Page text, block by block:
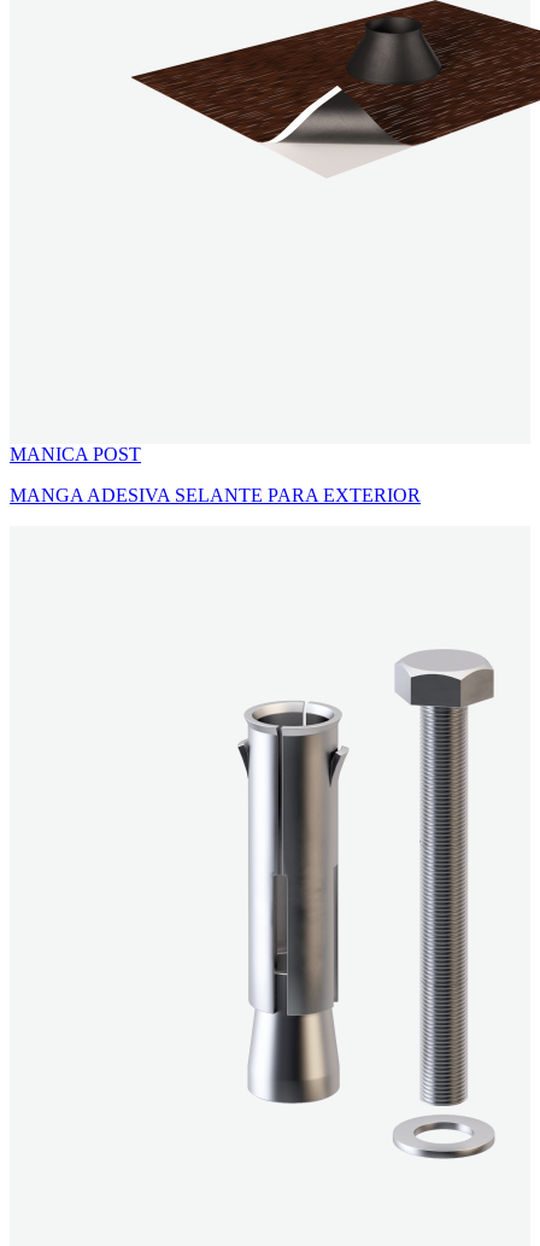
MANICA POST
MANGA ADESIVA SELANTE PARA EXTERIOR